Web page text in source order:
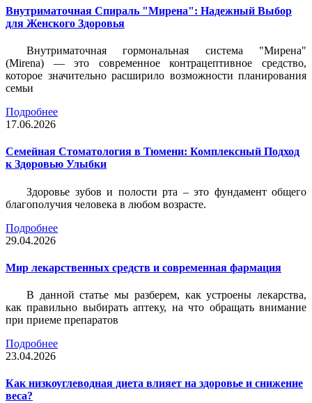
Внутриматочная Спираль "Мирена": Надежный Выбор
для Женского Здоровья
Внутриматочная гормональная система "Мирена"
(Mirena) — это современное контрацептивное средство,
которое значительно расширило возможности планирования
семьи
Подробнее
17.06.2026
Семейная Стоматология в Тюмени: Комплексный Подход
к Здоровью Улыбки
Здоровье зубов и полости рта – это фундамент общего
благополучия человека в любом возрасте.
Подробнее
29.04.2026
Мир лекарственных средств и современная фармация
В данной статье мы разберем, как устроены лекарства,
как правильно выбирать аптеку, на что обращать внимание
при приеме препаратов
Подробнее
23.04.2026
Как низкоуглеводная диета влияет на здоровье и снижение
веса?